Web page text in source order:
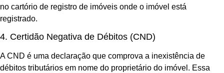
no cartório de registro de imóveis onde o imóvel está
registrado.
4. Certidão Negativa de Débitos (CND)
A CND é uma declaração que comprova a inexistência de
débitos tributários em nome do proprietário do imóvel. Essa